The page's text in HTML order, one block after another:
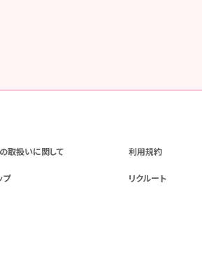
取扱いに関して 利用規約
プ リクルート